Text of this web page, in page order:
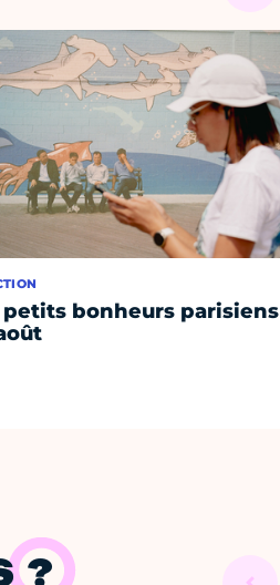
petits bonheurs parisiens
?